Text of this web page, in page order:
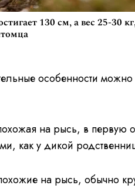
130 см, а вес 25-30
особенности
на рысь, в первую
как у дикой
на рысь, обычно